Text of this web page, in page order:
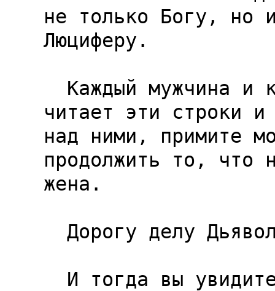
не только Богу, но
Люциферу.
читает эти строки и
над ними, примите
продолжить то, что
жена.